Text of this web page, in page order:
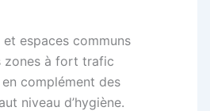
espaces communs
zones à fort trafic
complément des
niveau d’hygiène.